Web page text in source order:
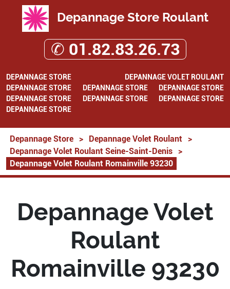
Depannage Store Roulant
✆ 01.82.83.26.73
DEPANNAGE STORE
DEPANNAGE VOLET ROULANT
DEPANNAGE STORE
DEPANNAGE STORE
DEPANNAGE STORE
DEPANNAGE STORE
DEPANNAGE STORE
DEPANNAGE STORE
DEPANNAGE STORE
Depannage Store > Depannage Volet Roulant
>
Depannage Volet Roulant Seine-Saint-Denis
>
Depannage Volet Roulant Romainville 93230
Depannage Volet
Roulant
Romainville 93230